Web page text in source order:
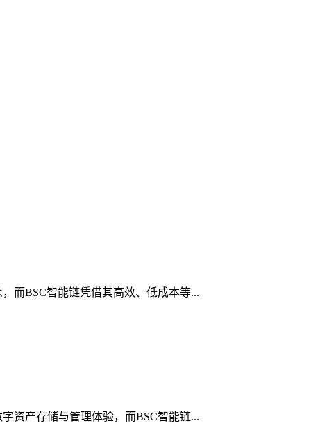
而BSC智能链凭借其高效、低成本等...
资产存储与管理体验，而BSC智能链...